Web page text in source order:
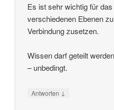
Es ist sehr wichtig für
verschiedenen Ebenen
Verbindung zusetzen.
Wissen darf geteilt
– unbedingt.
Antworten ↓